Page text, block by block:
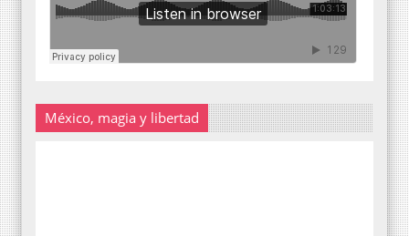
México, magia y libertad